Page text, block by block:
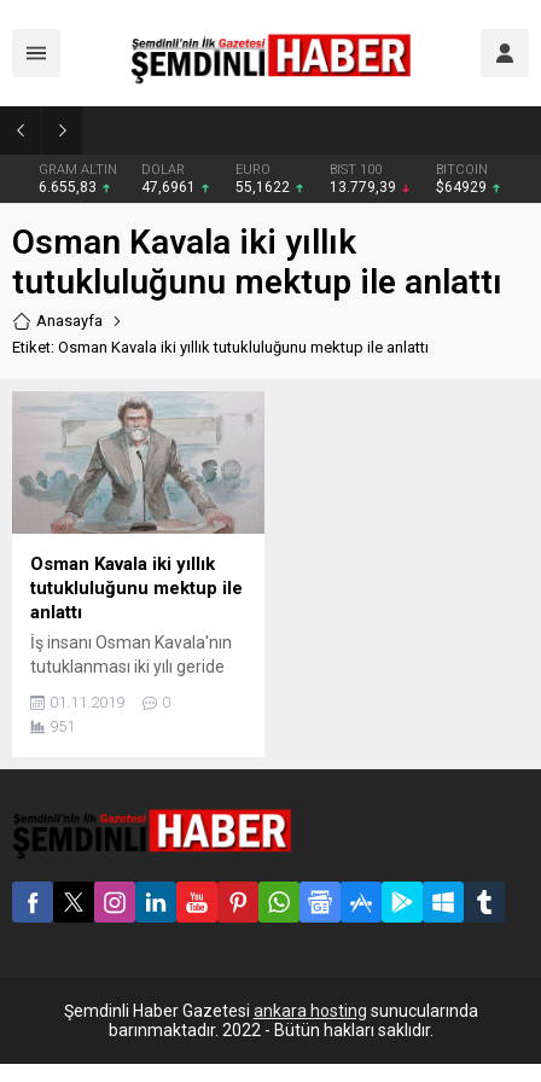
GRAM ALTIN
6.655,83
DOLAR
47,6961
EURO
55,1622
BIST 100
13.779,39
BITCOIN
$64929
Osman Kavala iki yıllık
tutukluluğunu mektup ile anlattı
Anasayfa
Etiket: Osman Kavala iki yıllık tutukluluğunu mektup ile anlattı
Osman Kavala iki yıllık
tutukluluğunu mektup ile
anlattı
İş insanı Osman Kavala'nın
tutuklanması iki yılı geride
mektup yazan Kavala,
"Sorunun kaynağında somut
tutuklama ve mahkumiyet
kararları verilmesini meşru
gören bir tavır, hukuku
araçsallaştıran bir anlayış
bulunuyor" dedi. Gezi
yargılanan iş insanı Osman...
01.11.2019
0
951
Şemdinli Haber Gazetesi ankara hosting sunucularında
barınmaktadır. 2022 - Bütün hakları saklıdır.